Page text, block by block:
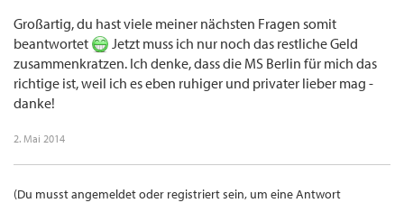
Großartig, du hast viele meiner nächsten Fragen somit
beantwortet
Jetzt muss ich nur noch das restliche Geld
zusammenkratzen. Ich denke, dass die MS Berlin für mich das
richtige ist, weil ich es eben ruhiger und privater lieber mag -
danke!
2. Mai 2014
(Du musst angemeldet oder registriert sein, um eine Antwort